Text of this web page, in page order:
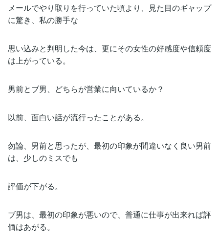
メールでやり取りを行っていた頃より、見た目のギャップ
に驚き、私の勝手な
思い込みと判明した今は、更にその女性の好感度や信頼度
は上がっている。
男前とブ男、どちらが営業に向いているか？
以前、面白い話が流行ったことがある。
勿論、男前と思ったが、最初の印象が間違いなく良い男前
は、少しのミスでも
評価が下がる。
ブ男は、最初の印象が悪いので、普通に仕事が出来れば評
価はあがる。